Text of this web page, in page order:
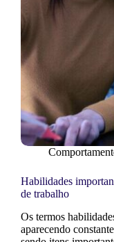
Habilidades
de trabalho
Os termos
aparecendo